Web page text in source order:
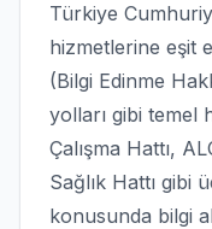
Türkiye
hizmetlerine eşit
(Bilgi Edinme
yolları gibi temel
Çalışma Hattı,
Sağlık Hattı gibi
konusunda bilgi